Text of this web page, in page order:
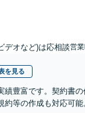
デオなど)は応相談営
を見る
績豊富です。契約書
等の作成も対応可能